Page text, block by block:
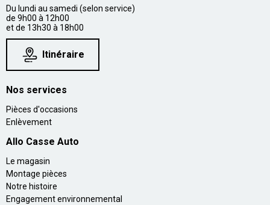
Du lundi au samedi (selon service)
de 9h00 à 12h00
et de 13h30 à 18h00
Itinéraire
Nos services
Pièces d'occasions
Enlèvement
Allo Casse Auto
Le magasin
Montage pièces
Notre histoire
Engagement environnemental